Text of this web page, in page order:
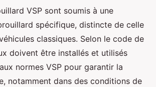
VSP sont soumis à une
spécifique, distincte de celle
classiques. Selon le code de
doivent être installés et utilisés
normes VSP pour garantir la
notamment dans des conditions de